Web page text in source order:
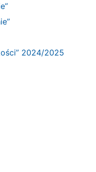
2024/2025